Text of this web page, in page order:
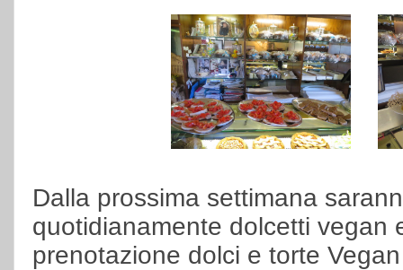
Dalla prossima settimana
quotidianamente dolcetti vegan
prenotazione dolci e torte